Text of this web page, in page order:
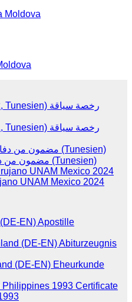
رخصة سياقة
رخصة سياقة
مضمون من دفاتر الحالة المدنية الولادات (Tunesien)
UNAM Mexico 2024
Apostille
Abiturzeugnis
Eheurkunde
Certificate